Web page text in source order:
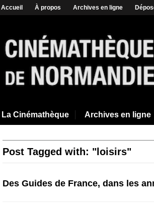
Accueil À propos Archives en ligne
La Cinémathèque Archives en ligne
Post Tagged with: "loisirs"
Des Guides de France, dans les